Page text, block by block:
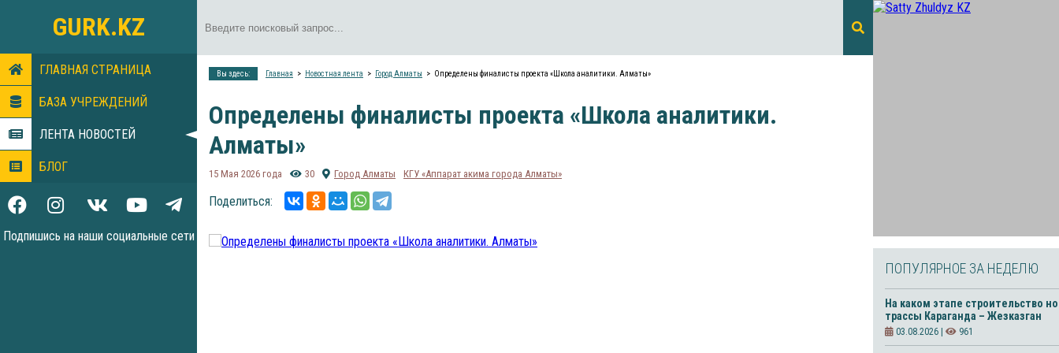
GURK.KZ
ГЛАВНАЯ СТРАНИЦА
БАЗА УЧРЕЖДЕНИЙ
ЛЕНТА НОВОСТЕЙ
БЛОГ
Подпишись на наши социальные сети
Вы здесь: Главная Новостная лента Город Алматы Определены финалисты проекта «Школа аналитики. Алматы»
Определены финалисты проекта «Школа аналитики.
Алматы»
15 Мая 2026 года 30 Город Алматы КГУ «Аппарат акима города Алматы»
Поделиться:
ПОПУЛЯРНОЕ ЗА НЕДЕЛЮ
На каком этапе строительство
трассы Караганда – Жезказган
03.08.2026 | 961